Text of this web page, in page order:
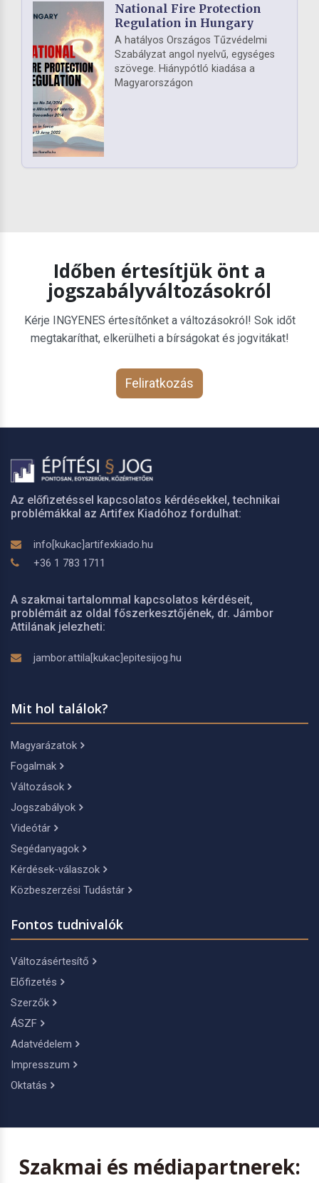
National Fire Protection
Regulation in Hungary
A hatályos Országos Tűzvédelmi
Szabályzat angol nyelvű, egységes
szövege. Hiánypótló kiadása a
Magyarországon
Időben értesítjük önt a
jogszabályváltozásokról
Kérje INGYENES értesítőnket a változásokról! Sok időt
megtakaríthat, elkerülheti a bírságokat és jogvitákat!
Feliratkozás
Az előfizetéssel kapcsolatos kérdésekkel, technikai
problémákkal az Artifex Kiadóhoz fordulhat:
info[kukac]artifexkiado.hu
+36 1 783 1711
A szakmai tartalommal kapcsolatos kérdéseit,
problémáit az oldal főszerkesztőjének, dr. Jámbor
Attilának jelezheti:
jambor.attila[kukac]epitesijog.hu
Mit hol találok?
Magyarázatok
Fogalmak
Változások
Jogszabályok
Videótár
Segédanyagok
Kérdések-válaszok
Közbeszerzési Tudástár
Fontos tudnivalók
Változásértesítő
Előfizetés
Szerzők
ÁSZF
Adatvédelem
Impresszum
Oktatás
Szakmai és médiapartnerek: